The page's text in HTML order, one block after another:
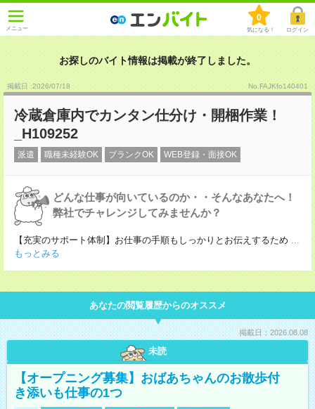
メニュー
0
気になる！ ログイン
お探しのバイト情報は掲載が終了しました。
掲載日 :2026/07/18 No.FAJKfo140401
冷蔵倉庫内でカンタン仕分け・開梱作業！
_H109252
派遣 職種未経験OK ブランクOK WEB登録・面接OK
どんな仕事が向いているのか・・そんなあなたへ！
弊社でチャレンジしてみませんか？
【充実のサポート体制】お仕事の手順もしっかりとお伝えするため ...
もっとみる
あなたの閲覧履歴からのオススメ
掲載日：2026.08.08
未読
【オープニング募集】おばあちゃんのお散歩付
き添いも仕事の1つ